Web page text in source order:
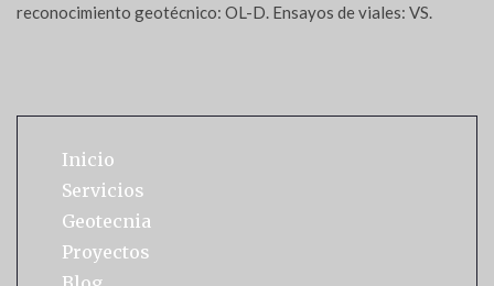
reconocimiento geotécnico: OL-D. Ensayos de viales: VS.
Inicio
Servicios
Geotecnia
Proyectos